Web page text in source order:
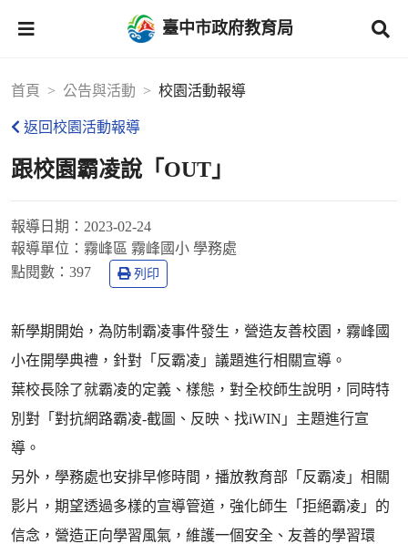
臺中市政府教育局
首頁 公告與活動 校園活動報導
返回校園活動報導
跟校園霸凌說「OUT」
報導日期： 2023-02-24
報導單位： 霧峰區 霧峰國小 學務處
點閱數： 397 列印
新學期開始，為防制霸凌事件發生，營造友善校園，霧峰國
小在開學典禮，針對「反霸凌」議題進行相關宣導。
葉校長除了就霸凌的定義、樣態，對全校師生說明，同時特
別對「對抗網路霸凌-截圖、反映、找iWIN」主題進行宣
導。
另外，學務處也安排早修時間，播放教育部「反霸凌」相關
影片，期望透過多樣的宣導管道，強化師生「拒絕霸凌」的
信念，營造正向學習風氣，維護一個安全、友善的學習環